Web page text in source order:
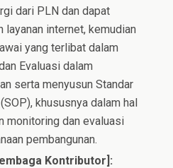
dari PLN dan dapat
layanan internet, kemudian
yang terlibat dalam
Evaluasi dalam
serta menyusun Standar
khususnya dalam hal
monitoring dan evaluasi
pembangunan.
Kontributor]: